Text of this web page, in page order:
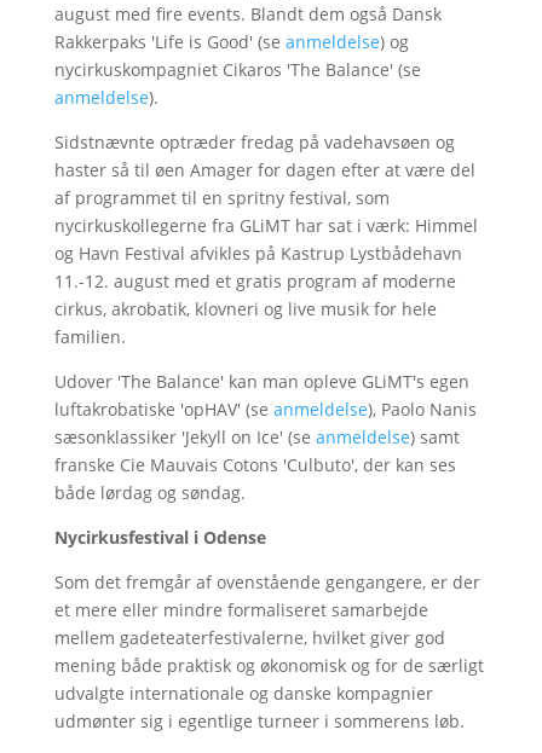
august med fire events. Blandt dem også Dansk
Rakkerpaks 'Life is Good' (se anmeldelse) og
nycirkuskompagniet Cikaros 'The Balance' (se
anmeldelse).
Sidstnævnte optræder fredag på vadehavsøen og
haster så til øen Amager for dagen efter at være del
af programmet til en spritny festival, som
nycirkuskollegerne fra GLiMT har sat i værk: Himmel
og Havn Festival afvikles på Kastrup Lystbådehavn
11.-12. august med et gratis program af moderne
cirkus, akrobatik, klovneri og live musik for hele
familien.
Udover 'The Balance' kan man opleve GLiMT's egen
luftakrobatiske 'opHAV' (se anmeldelse), Paolo Nanis
sæsonklassiker 'Jekyll on Ice' (se anmeldelse) samt
franske Cie Mauvais Cotons 'Culbuto', der kan ses
både lørdag og søndag.
Nycirkusfestival i Odense
Som det fremgår af ovenstående gengangere, er der
et mere eller mindre formaliseret samarbejde
mellem gadeteaterfestivalerne, hvilket giver god
mening både praktisk og økonomisk og for de særligt
udvalgte internationale og danske kompagnier
udmønter sig i egentlige turneer i sommerens løb.